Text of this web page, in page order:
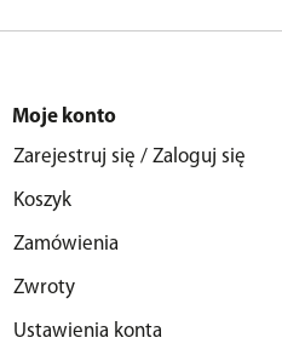
Moje konto
Zarejestruj się / Zaloguj się
Koszyk
Zamówienia
Zwroty
Ustawienia konta